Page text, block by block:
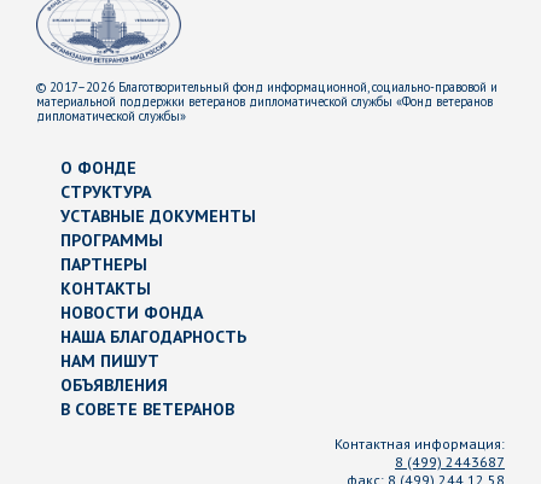
© 2017–2026 Благотворительный фонд информационной, социально-правовой и
материальной поддержки ветеранов дипломатической службы «Фонд ветеранов
дипломатической службы»
О ФОНДЕ
СТРУКТУРА
УСТАВНЫЕ ДОКУМЕНТЫ
ПРОГРАММЫ
ПАРТНЕРЫ
КОНТАКТЫ
НОВОСТИ ФОНДА
НАША БЛАГОДАРНОСТЬ
НАМ ПИШУТ
ОБЪЯВЛЕНИЯ
В СОВЕТЕ ВЕТЕРАНОВ
Контактная информация:
8 (499) 2443687
факс: 8 (499) 244 12 58